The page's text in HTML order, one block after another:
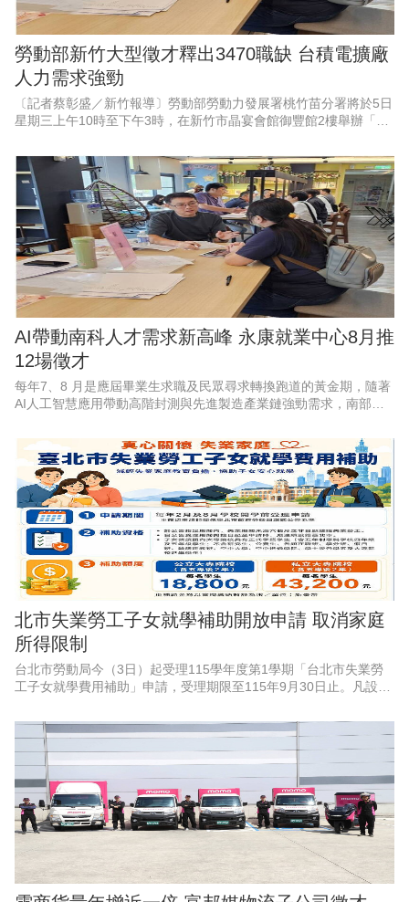
勞動部新竹大型徵才釋出3470職缺 台積電擴廠
人力需求強勁
〔記者蔡彰盛／新竹報導〕勞動部勞動力發展署桃竹苗分署將於5日
星期三上午10時至下午3時，在新竹市晶宴會館御豐館2樓舉辦「新
科技業廠商高達37
AI帶動南科人才需求新高峰 永康就業中心8月推
12場徵才
每年7、8 月是應屆畢業生求職及民眾尋求轉換跑道的黃金期，隨著
AI人工智慧應用帶動高階封測與先進製造產業鏈強勁需求，南部科
發展署雲嘉南分署永康
北市失業勞工子女就學補助開放申請 取消家庭
所得限制
台北市勞動局今（3日）起受理115學年度第1學期「台北市失業勞
工子女就學費用補助」申請，受理期限至115年9月30日止。凡設籍
內大專校院並